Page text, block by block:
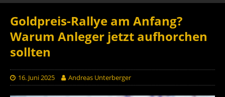
Goldpreis-Rallye am Anfang?
Warum Anleger jetzt aufhorchen
sollten
16. Juni 2025 Andreas Unterberger